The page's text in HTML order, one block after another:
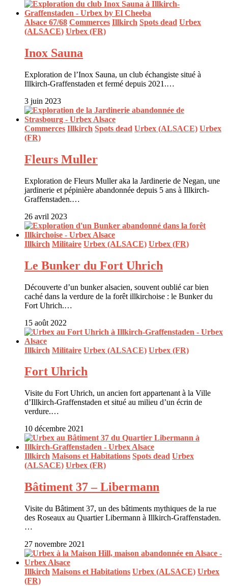
Alsace 67/68 Commerces Illkirch Spots dead Urbex
(ALSACE) Urbex (FR)
Inox Sauna
Exploration de l’Inox Sauna, un club échangiste situé à
Illkirch-Graffenstaden et fermé depuis 2021.…
3 juin 2023
Commerces Illkirch Spots dead Urbex (ALSACE) Urbex
(FR)
Fleurs Muller
Exploration de Fleurs Muller aka la Jardinerie de Negan, une
jardinerie et pépinière abandonnée depuis 5 ans à Illkirch-
Graffenstaden.…
26 avril 2023
Illkirch Militaire Urbex (ALSACE) Urbex (FR)
Le Bunker du Fort Uhrich
Découverte d’un bunker alsacien, souvent oublié car bien
caché dans la verdure de la forêt illkirchoise : le Bunker du
Fort Uhrich.…
15 août 2022
Illkirch Militaire Urbex (ALSACE) Urbex (FR)
Fort Uhrich
Visite du Fort Uhrich, un ancien fort appartenant à la Ville
d’Illkirch-Graffenstaden et situé au milieu d’un écrin de
verdure.…
10 décembre 2021
Illkirch Maisons et Habitations Spots dead Urbex
(ALSACE) Urbex (FR)
Bâtiment 37 – Libermann
Visite du Bâtiment 37, un des bâtiments mythiques de la rue
des Roseaux au Quartier Libermann à Illkirch-Graffenstaden.
…
27 novembre 2021
Illkirch Maisons et Habitations Urbex (ALSACE) Urbex
(FR)